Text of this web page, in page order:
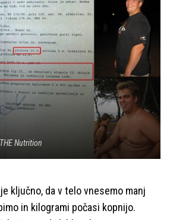
Nutrition
ključno, da v telo vnesemo manj
in kilogrami počasi kopnijo.